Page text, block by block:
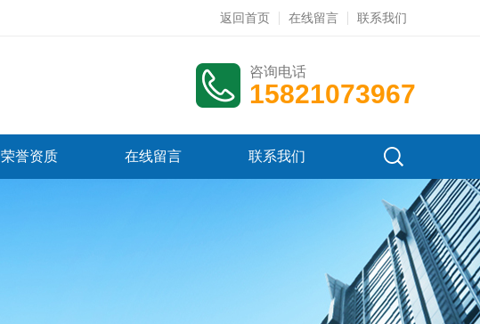
返回首页 在线留言 联系我们
咨询电话
15821073967
荣誉资质 在线留言 联系我们